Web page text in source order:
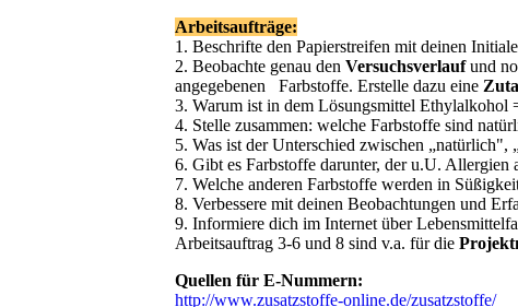
Arbeitsaufträge:
1. Beschrifte den Papierstreifen mit deinen
2. Beobachte genau den Versuchsverlaufund
angegebenen Farbstoffe. Erstelle dazu eine
3. Warum ist in dem Lösungsmittel Ethylalkohol
4. Stelle zusammen: welche Farbstoffe sind
5. Was ist der Unterschied zwischen
6. Gibt es Farbstoffe darunter, der u.U. Allergien
7. Welche anderen Farbstoffe werden in
8. Verbessere mit deinen Beobachtungen und
9. Informiere dich im Internet über
Arbeitsauftrag 3-6 und 8 sind v.a. für die
Quellen für E-Nummern:
http://www.zusatzstoffe-online.de/zusatzstoffe/